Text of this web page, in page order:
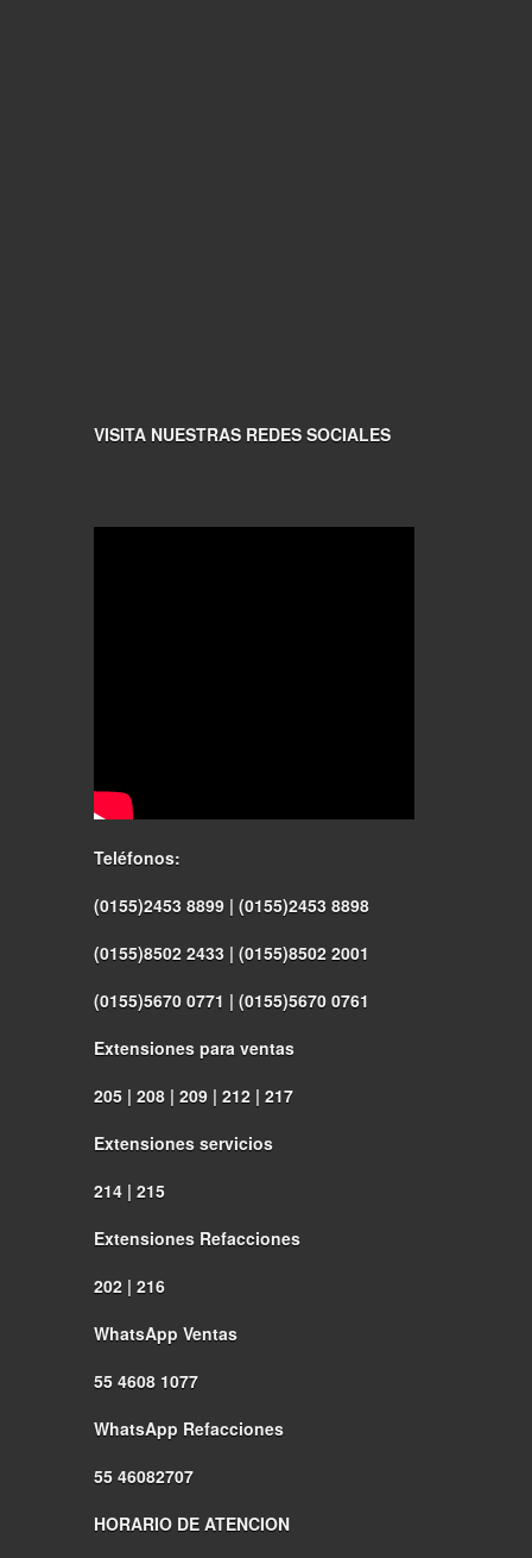
VISITA NUESTRAS REDES SOCIALES
Teléfonos:
(0155)2453 8899 | (0155)2453 8898
(0155)8502 2433 | (0155)8502 2001
(0155)5670 0771 | (0155)5670 0761
Extensiones para ventas
205 | 208 | 209 | 212 | 217
Extensiones servicios
214 | 215
Extensiones Refacciones
202 | 216
WhatsApp Ventas
55 4608 1077
WhatsApp Refacciones
55 46082707
HORARIO DE ATENCION